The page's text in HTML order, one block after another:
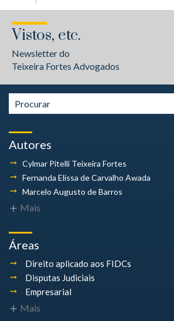
Vistos, etc.
Newsletter do
Teixeira Fortes Advogados
Autores
Cylmar Pitelli Teixeira Fortes
Fernanda Elissa de Carvalho Awada
Marcelo Augusto de Barros
Mais
Áreas
Direito aplicado aos FIDCs
Disputas Judiciais
Empresarial
Mais